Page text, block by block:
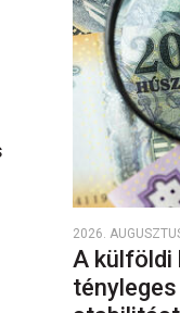
2026.
A külföldi